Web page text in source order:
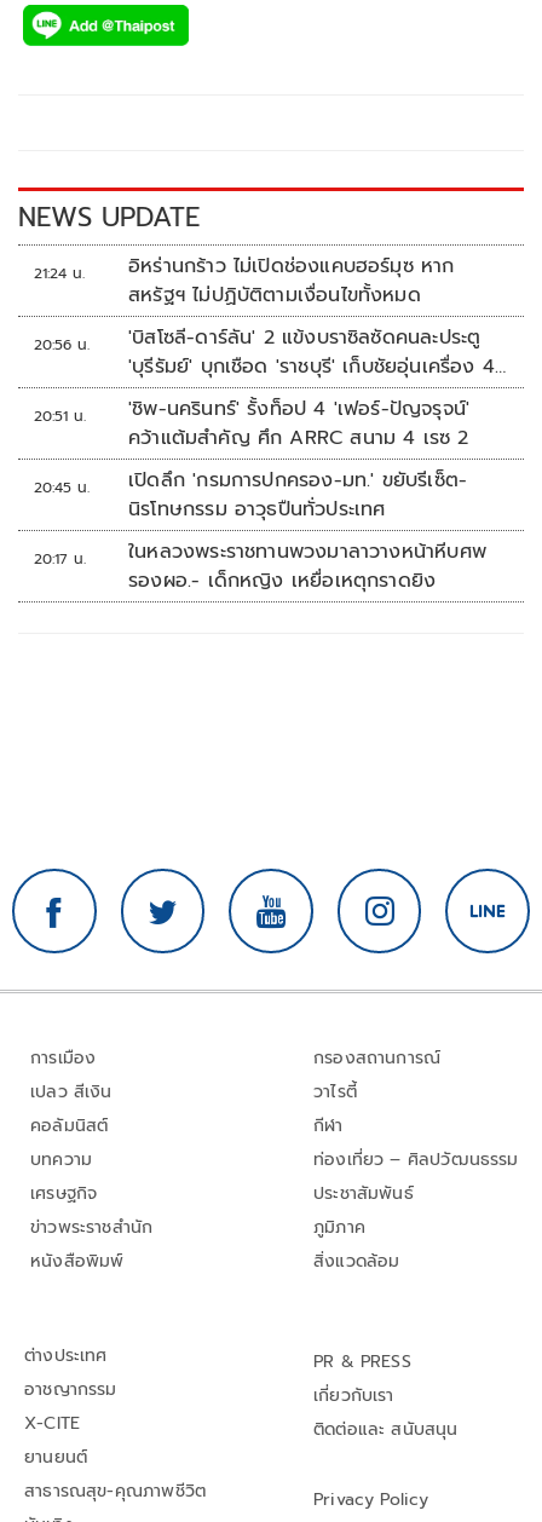
e
k
tt p
k
NEWS UPDATE
21:24 น.
อิหร่านกร้าว ไม่เปิดช่องแคบฮอร์มุซ หาก
สหรัฐฯ ไม่ปฏิบัติตามเงื่อนไขทั้งหมด
20:56 น.
'บิสโซลี-ดาร์ลัน' 2 แข้งบราซิลซัดคนละประตู
'บุรีรัมย์' บุกเชือด 'ราชบุรี' เก็บชัยอุ่นเครื่อง 4
นัดรวด
20:51 น.
'ชิพ-นครินทร์' รั้งท็อป 4 'เฟอร์-ปัญจรุจน์'
คว้าแต้มสำคัญ ศึก ARRC สนาม 4 เรซ 2
20:45 น.
เปิดลึก 'กรมการปกครอง-มท.' ขยับรีเซ็ต-
นิรโทษกรรม อาวุธปืนทั่วประเทศ
20:17 น.
ในหลวงพระราชทานพวงมาลาวางหน้าหีบศพ
รองผอ.- เด็กหญิง เหยื่อเหตุกราดยิง
การเมือง
เปลว สีเงิน
คอลัมนิสต์
บทความ
เศรษฐกิจ
ข่าวพระราชสำนัก
หนังสือพิมพ์
กรองสถานการณ์
วาไรตี้
กีฬา
ท่องเที่ยว – ศิลปวัฒนธรรม
ประชาสัมพันธ์
ภูมิภาค
สิ่งแวดล้อม
ต่างประเทศ
อาชญากรรม
X-CITE
ยานยนต์
สาธารณสุข-คุณภาพชีวิต
PR & PRESS
เกี่ยวกับเรา
ติดต่อและ สนับสนุน
Privacy Policy